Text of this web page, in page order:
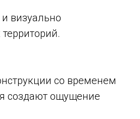
визуально
со временем
создают ощущение